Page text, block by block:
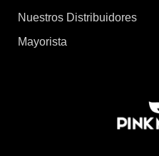
Nuestros Distribuidores
Mayorista